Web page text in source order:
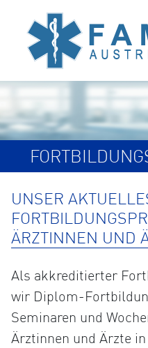
UNSER
ÄRZTINNEN UND
Als akkreditierter
wir Diplom-
Seminaren und
Ärztinnen und Ärzte